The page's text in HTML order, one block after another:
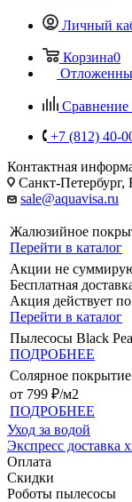
Личный
Корзина0
Сравнение
+7 (812) 40-
Контактная
Санкт-Петербург,
sale@aquavisa.ru
Жалюзийное
Перейти в каталог
Акции не
Бесплатная
Акция действует
Перейти в каталог
Пылесосы Black
ПОДРОБНЕЕ
Солярное покрытие
от 799 ₽/м2
ПОДРОБНЕЕ
Уход за водой
Экспресс доставка
Оплата
Скидки
Роботы пылесосы